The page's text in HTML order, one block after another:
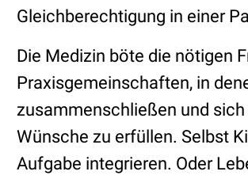
Gleichberechtigung in einer
Die Medizin böte die nötigen
Praxisgemeinschaften, in
zusammenschließen und
Wünsche zu erfüllen. Selbst
Aufgabe integrieren. Oder